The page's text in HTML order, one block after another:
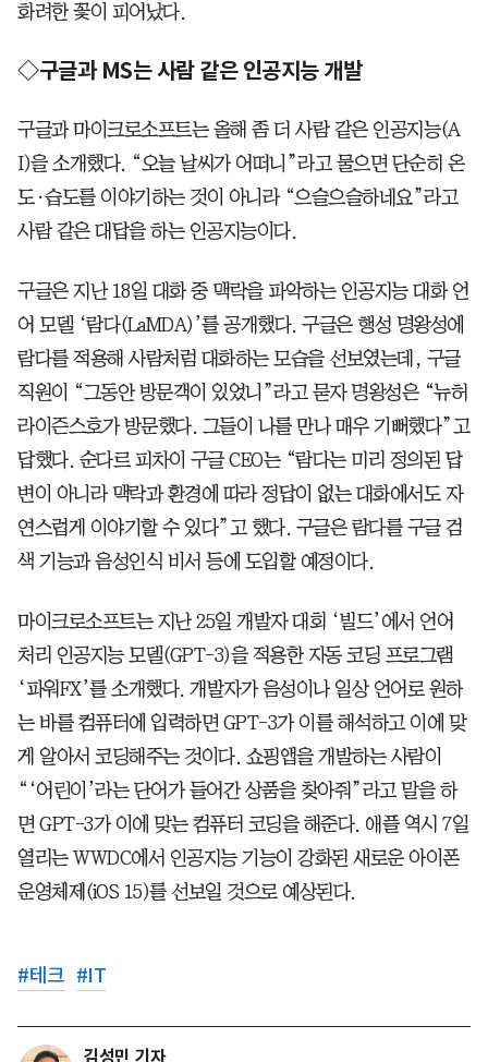
화려한 꽃이 피어났다.
◇구글과 MS는 사람 같은 인공지능 개발
구글과 마이크로소프트는 올해 좀 더 사람 같은 인공지능(A
I)을 소개했다. “오늘 날씨가 어떠니”라고 물으면 단순히 온
도·습도를 이야기하는 것이 아니라 “으슬으슬하네요”라고
사람 같은 대답을 하는 인공지능이다.
구글은 지난 18일 대화 중 맥락을 파악하는 인공지능 대화 언
어 모델 ‘람다(LaMDA)’를 공개했다. 구글은 행성 명왕성에
람다를 적용해 사람처럼 대화하는 모습을 선보였는데, 구글
직원이 “그동안 방문객이 있었니”라고 묻자 명왕성은 “뉴허
라이즌스호가 방문했다. 그들이 나를 만나 매우 기뻐했다”고
답했다. 순다르 피차이 구글 CEO는 “람다는 미리 정의된 답
변이 아니라 맥락과 환경에 따라 정답이 없는 대화에서도 자
연스럽게 이야기할 수 있다”고 했다. 구글은 람다를 구글 검
색 기능과 음성인식 비서 등에 도입할 예정이다.
마이크로소프트는 지난 25일 개발자 대회 ‘빌드’에서 언어
처리 인공지능 모델(GPT-3)을 적용한 자동 코딩 프로그램
‘파워FX’를 소개했다. 개발자가 음성이나 일상 언어로 원하
는 바를 컴퓨터에 입력하면 GPT-3가 이를 해석하고 이에 맞
게 알아서 코딩해주는 것이다. 쇼핑앱을 개발하는 사람이
“‘어린이’라는 단어가 들어간 상품을 찾아줘”라고 말을 하
면 GPT-3가 이에 맞는 컴퓨터 코딩을 해준다. 애플 역시 7일
열리는 WWDC에서 인공지능 기능이 강화된 새로운 아이폰
운영체제(iOS 15)를 선보일 것으로 예상된다.
#테크 #IT
김성민 기자